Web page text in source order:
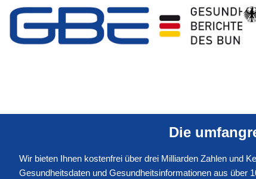
Die
Wir bieten Ihnen kostenfrei über drei Milliarden Zahlen und
Gesundheitsdaten und Gesundheitsinformationen aus über